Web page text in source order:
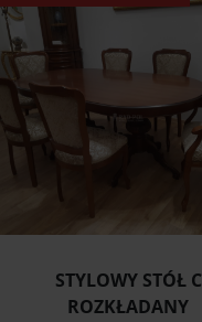
STYLOWY STÓŁ C
ROZKŁADANY